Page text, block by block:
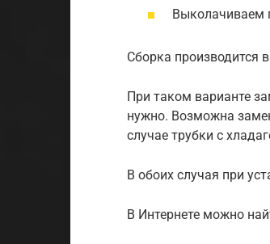
Выколачиваем
Сборка производится
При таком варианте
нужно. Возможна
случае трубки с
В обоих случая при
В Интернете можно